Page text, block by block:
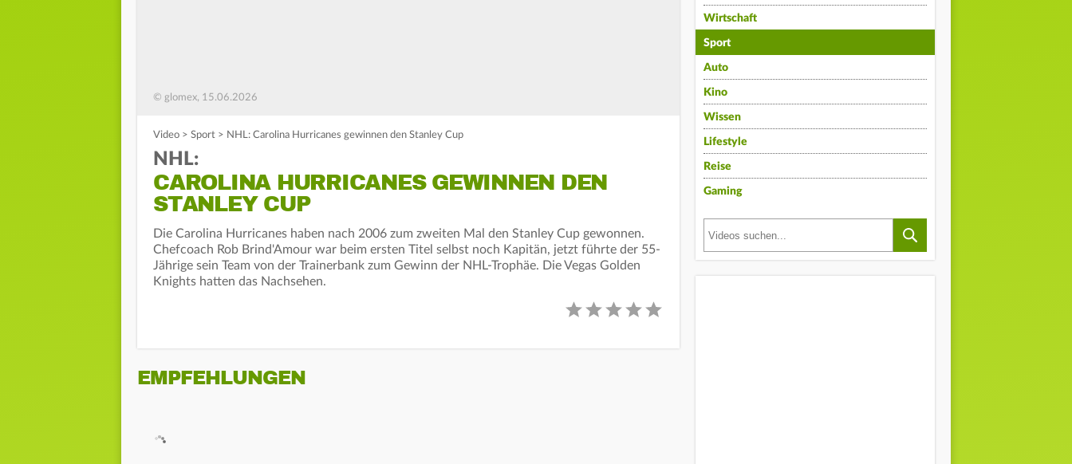
© glomex, 15.06.2026
Video > Sport > NHL: Carolina Hurricanes gewinnen den Stanley Cup
NHL:
CAROLINA HURRICANES GEWINNEN DEN
STANLEY CUP
Die Carolina Hurricanes haben nach 2006 zum zweiten Mal den Stanley Cup gewonnen.
Chefcoach Rob Brind'Amour war beim ersten Titel selbst noch Kapitän, jetzt führte der 55-
Jährige sein Team von der Trainerbank zum Gewinn der NHL-Trophäe. Die Vegas Golden
Knights hatten das Nachsehen.
EMPFEHLUNGEN
Wirtschaft
Sport
Auto
Kino
Wissen
Lifestyle
Reise
Gaming